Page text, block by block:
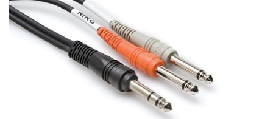
the
images
gallery